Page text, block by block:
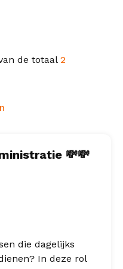
de totaal 2
💸💸
die dagelijks
In deze rol